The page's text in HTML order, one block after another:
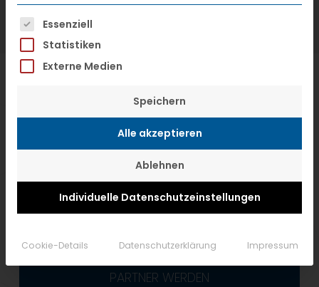
PARTNER WERDEN
Es folgt eine Liste der Service-Gruppen,
Essenziell
Statistiken
Externe Medien
Speichern
Alle akzeptieren
Ablehnen
Individuelle Datenschutzeinstellungen
Cookie-Details Datenschutzerklärung Impressum